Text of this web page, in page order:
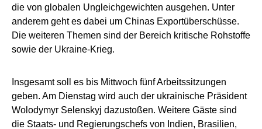
die von globalen Ungleichgewichten ausgehen. Unter
anderem geht es dabei um Chinas Exportüberschüsse.
Die weiteren Themen sind der Bereich kritische Rohstoffe
sowie der Ukraine-Krieg.
Insgesamt soll es bis Mittwoch fünf Arbeitssitzungen
geben. Am Dienstag wird auch der ukrainische Präsident
Wolodymyr Selenskyj dazustoßen. Weitere Gäste sind
die Staats- und Regierungschefs von Indien, Brasilien,